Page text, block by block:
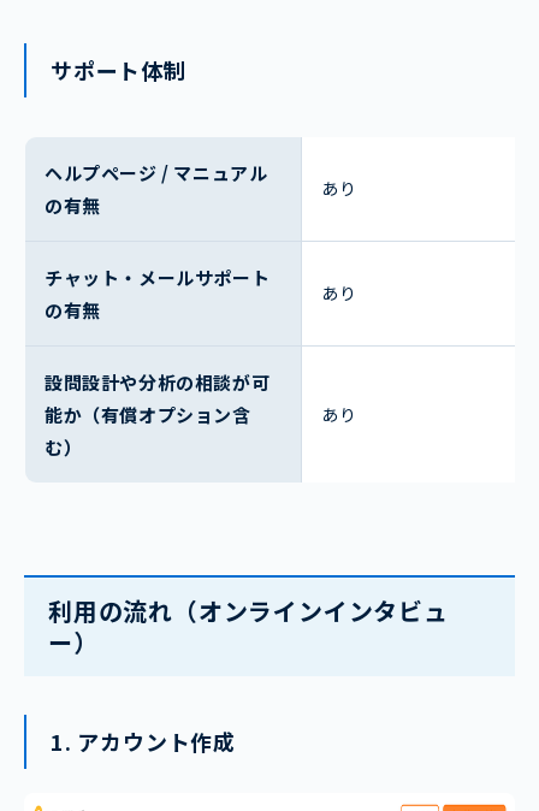
サポート体制
ヘルプページ / マニュアル
の有無
あり
チャット・メールサポート
の有無
あり
設問設計や分析の相談が可
能か（有償オプション含
む）
あり
利用の流れ（オンラインインタビュ
ー）
1. アカウント作成